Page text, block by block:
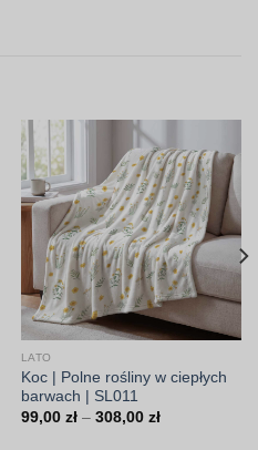
LATO
Koc | Polne rośliny w ciepłych
barwach | SL011
99,00 zł – 308,00 złZakres